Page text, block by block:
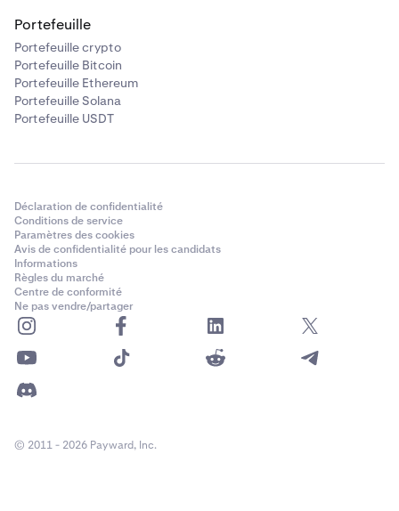
Portefeuille
Portefeuille crypto
Portefeuille Bitcoin
Portefeuille Ethereum
Portefeuille Solana
Portefeuille USDT
Déclaration de confidentialité
Conditions de service
Paramètres des cookies
Avis de confidentialité pour les candidats
Informations
Règles du marché
Centre de conformité
Ne pas vendre/partager
© 2011 - 2026 Payward, Inc.